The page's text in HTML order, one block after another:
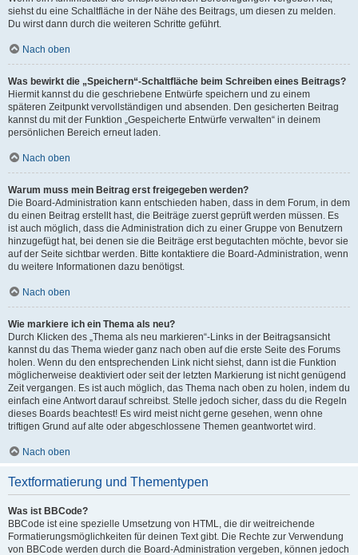
siehst du eine Schaltfläche in der Nähe des Beitrags, um diesen zu melden.
Du wirst dann durch die weiteren Schritte geführt.
Nach oben
Was bewirkt die „Speichern“-Schaltfläche beim Schreiben eines Beitrags?
Hiermit kannst du die geschriebene Entwürfe speichern und zu einem
späteren Zeitpunkt vervollständigen und absenden. Den gesicherten Beitrag
kannst du mit der Funktion „Gespeicherte Entwürfe verwalten“ in deinem
persönlichen Bereich erneut laden.
Nach oben
Warum muss mein Beitrag erst freigegeben werden?
Die Board-Administration kann entschieden haben, dass in dem Forum, in dem
du einen Beitrag erstellt hast, die Beiträge zuerst geprüft werden müssen. Es
ist auch möglich, dass die Administration dich zu einer Gruppe von Benutzern
hinzugefügt hat, bei denen sie die Beiträge erst begutachten möchte, bevor sie
auf der Seite sichtbar werden. Bitte kontaktiere die Board-Administration, wenn
du weitere Informationen dazu benötigst.
Nach oben
Wie markiere ich ein Thema als neu?
Durch Klicken des „Thema als neu markieren“-Links in der Beitragsansicht
kannst du das Thema wieder ganz nach oben auf die erste Seite des Forums
holen. Wenn du den entsprechenden Link nicht siehst, dann ist die Funktion
möglicherweise deaktiviert oder seit der letzten Markierung ist nicht genügend
Zeit vergangen. Es ist auch möglich, das Thema nach oben zu holen, indem du
einfach eine Antwort darauf schreibst. Stelle jedoch sicher, dass du die Regeln
dieses Boards beachtest! Es wird meist nicht gerne gesehen, wenn ohne
triftigen Grund auf alte oder abgeschlossene Themen geantwortet wird.
Nach oben
Textformatierung und Thementypen
Was ist BBCode?
BBCode ist eine spezielle Umsetzung von HTML, die dir weitreichende
Formatierungsmöglichkeiten für deinen Text gibt. Die Rechte zur Verwendung
von BBCode werden durch die Board-Administration vergeben, können jedoch